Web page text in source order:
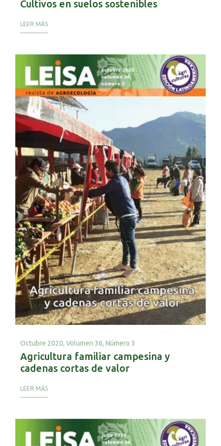
Cultivos en suelos sostenibles
LEER MÁS
Octubre 2020, Volumen 36, Número 3
Agricultura familiar campesina y
cadenas cortas de valor
LEER MÁS